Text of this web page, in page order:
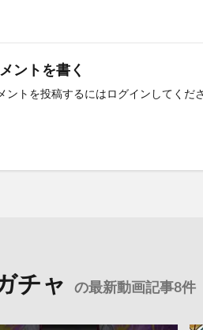
ントを書く
ントを投稿するにはログイン してくだ
チャ の最新動画記事8件